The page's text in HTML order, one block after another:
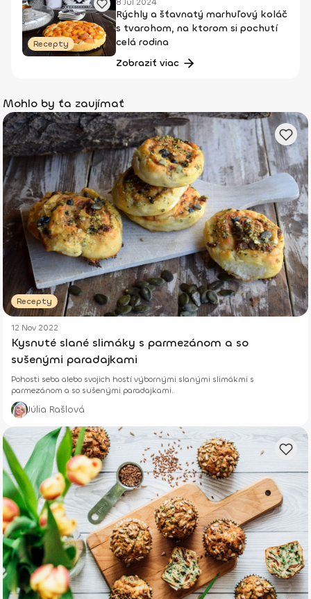
Recepty
8 Júl 2024
Rýchly a šťavnatý marhuľový koláč
s tvarohom, na ktorom si pochutí
celá rodina
Zobraziť viac
Mohlo by ťa zaujímať
Recepty
12 Nov 2022
Kysnuté slané slimáky s parmezánom a so
sušenými paradajkami
Pohosti seba alebo svojich hostí výbornými slanými slimákmi s
parmezánom a so sušenými paradajkami.
Júlia Rašlová